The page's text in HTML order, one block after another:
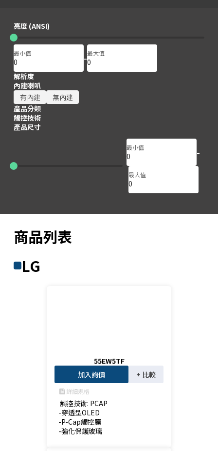
亮度 (ANSI)
150
150
最小值 -最大值
解析度
內建喇叭
有內建
無內建
產品分類
觸控技術
產品尺寸
最小值 -
最大值
商品列表
LG
55EW5TF
加入詢價
+ 比較
feed詳細規格
觸控技術: PCAP
-穿透型OLED
-P-Cap觸控膜
-強化保護玻璃